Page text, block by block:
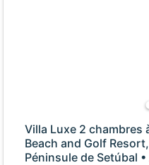
Villa Luxe 2 chambres
Beach and Golf
Péninsule de Setúbal